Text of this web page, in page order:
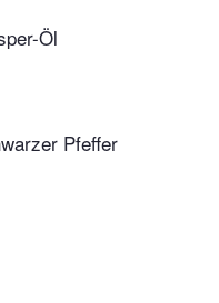
Öl
Pfeffer